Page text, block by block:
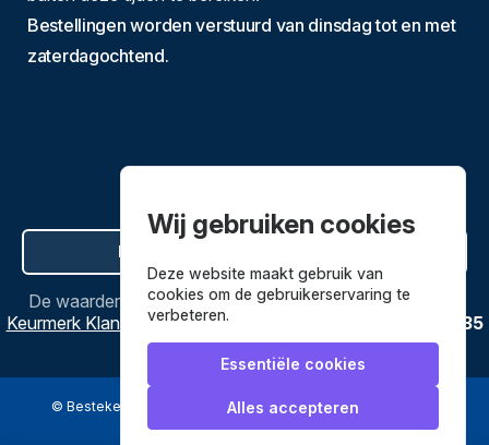
Bestellingen worden verstuurd van dinsdag tot en met
zaterdagochtend.
Hier de overeenkomst ontbinden
De waardering vanBestekenpannen.nlbijWebwinkel
Keurmerk Klantbeoordelingen
3635
reviews.
© Bestekenpannen.nl 2026 een webshop van
Wij gebruiken cookies
Deze website maakt gebruik van
cookies om de gebruikerservaring te
verbeteren.
Essentiële cookies
Alles accepteren